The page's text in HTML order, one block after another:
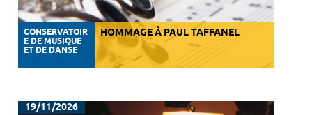
CONSERVATOIR
E DE MUSIQUE
ET DE DANSE
HOMMAGE À PAUL TAFFANEL
19/11/2026